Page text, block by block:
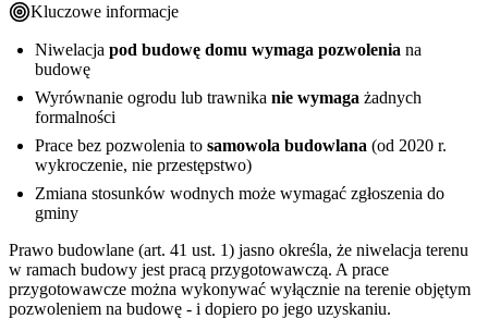
Kluczowe informacje
Niwelacja pod budowę domu wymaga pozwolenia na
budowę
Wyrównanie ogrodu lub trawnika nie wymaga żadnych
formalności
Prace bez pozwolenia to samowola budowlana (od 2020 r.
wykroczenie, nie przestępstwo)
Zmiana stosunków wodnych może wymagać zgłoszenia do
gminy
Prawo budowlane (art. 41 ust. 1) jasno określa, że niwelacja terenu
w ramach budowy jest pracą przygotowawczą. A prace
przygotowawcze można wykonywać wyłącznie na terenie objętym
pozwoleniem na budowę - i dopiero po jego uzyskaniu.